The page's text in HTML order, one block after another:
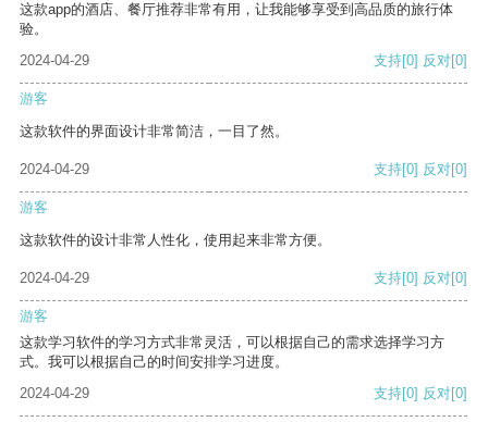
这款app的酒店、餐厅推荐非常有用，让我能够享受到高品质的旅行体
验。
2024-04-29
支持[0] 反对[0]
游客
这款软件的界面设计非常简洁，一目了然。
2024-04-29 支持[0] 反对[0]
游客
这款软件的设计非常人性化，使用起来非常方便。
2024-04-29 支持[0] 反对[0]
游客
这款学习软件的学习方式非常灵活，可以根据自己的需求选择学习方
式。我可以根据自己的时间安排学习进度。
2024-04-29
支持[0] 反对[0]